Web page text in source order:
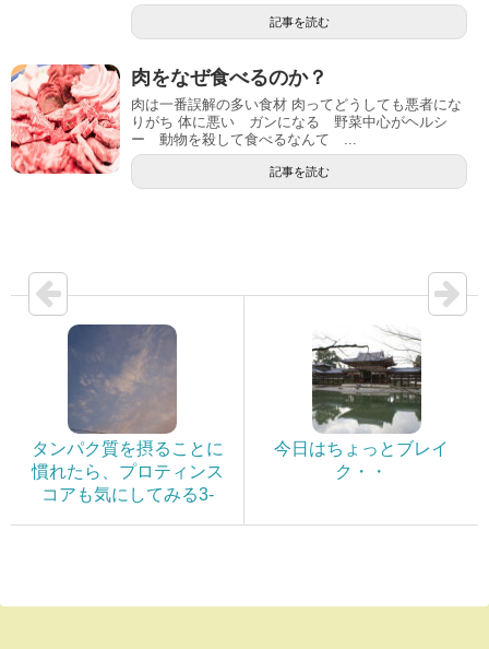
記事を読む
肉をなぜ食べるのか？
肉は一番誤解の多い食材 肉ってどうしても悪者にな
りがち 体に悪い ガンになる 野菜中心がヘルシ
ー 動物を殺して食べるなんて ...
記事を読む
タンパク質を摂ることに
慣れたら、プロティンス
コアも気にしてみる3-
今日はちょっとブレイ
ク・・